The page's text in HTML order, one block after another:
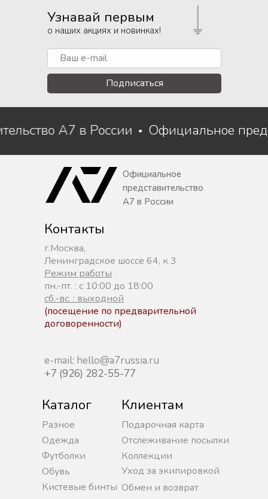
Подписаться
Узнавай первым
о наших акциях и новинках!
A7 в России Официальное
Каталог Клиентам
Контакты
Коллекции
г.Москва,
Ленинградское шоссе 64, к 3
Режим работы
пн.-пт. : с 10:00 до 18:00
сб.-вс. : выходной
(посещение по предварительной
договоренности)
e-mail: hello@a7russia.ru
+7 (926) 282-55-77
Официальное
представительство
A7 в России
Отслеживание посылки
Кистевые бинты
Обувь
Футболки
Одежда
Разное Подарочная карта
Уход за экипировкой
Обмен и возврат